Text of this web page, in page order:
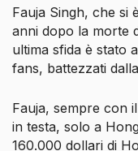
Fauja Singh, che si
anni dopo la morte
ultima sfida è stato
fans, battezzati
Fauja, sempre con
in testa, solo a
160.000 dollari di